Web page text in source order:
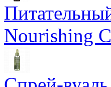
Nourishing